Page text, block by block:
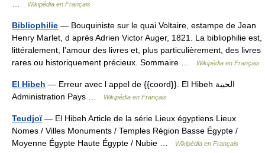
Wikipédia en Français
Bibliophilie — Bouquiniste sur le quai Voltaire, estampe de Jean
Henry Marlet, d après Adrien Victor Auger, 1821. La bibliophilie est,
littéralement, l’amour des livres et, plus particulièrement, des livres
rares ou historiquement précieux. Sommaire …
Wikipédia en Français
El Hibeh — Erreur avec l appel de {{coord}}. El Hibeh الحيبة
Administration Pays …
Wikipédia en Français
Teudjoï— El Hibeh Article de la série Lieux égyptiens Lieux
Nomes / Villes Monuments / Temples Région Basse Égypte /
Moyenne Égypte Haute Égypte / Nubie …
Wikipédia en Français